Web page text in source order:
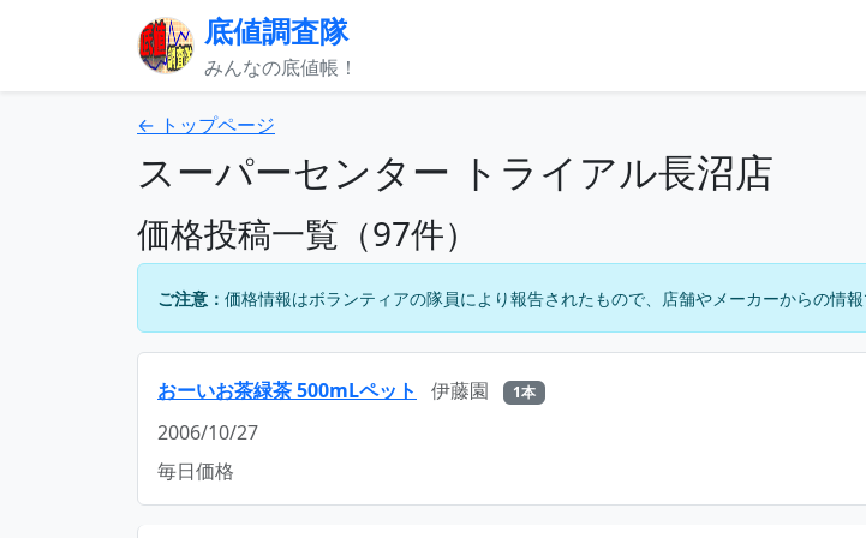
底値調査隊
みんなの底値帳！
← トップページ
スーパーセンター トライアル長沼店
価格投稿一覧（97件）
ご注意： 価格情報はボランティアの隊員により報告されたもので、店舗やメーカーからの情
おーいお茶緑茶 500mLペット 伊藤園 1本
2006/10/27
毎日価格